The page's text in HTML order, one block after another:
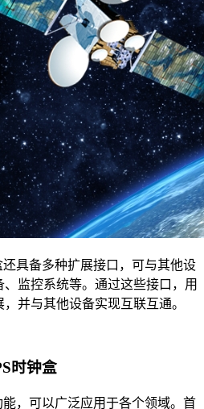
具备多种扩展接口，可与其他设
监控系统等。通过这些接口，用
并与其他设备实现互联互通。
时钟盒
，可以广泛应用于各个领域。首